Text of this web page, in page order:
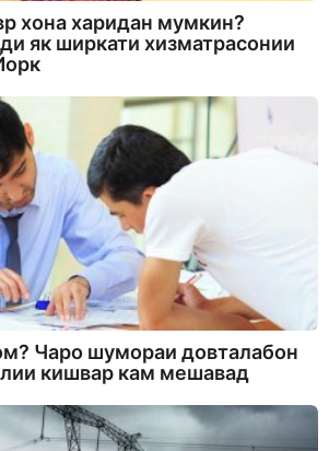
хона харидан мумкин?
як ширкати хизматрасонии
Чаро шумораи довталабон
кишвар кам мешавад